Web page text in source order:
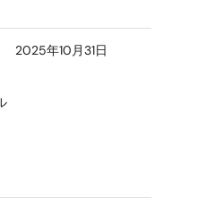
2025年10月31日